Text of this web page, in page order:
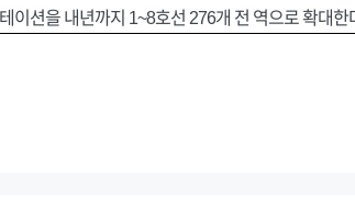
이션을 내년까지 1~8호선 276개 전 역으로 확대